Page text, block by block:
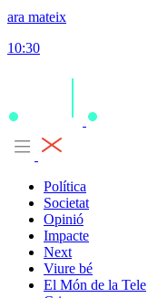
ara mateix
10:30
Política
Societat
Opinió
Impacte
Next
Viure bé
El Món de la Tele